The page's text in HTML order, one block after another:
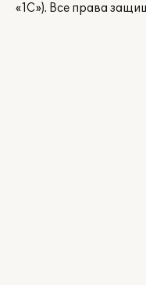
«1С»). Все права